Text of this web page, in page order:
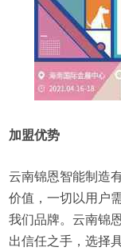
加盟优势
云南锦恩智能制造
价值，一切以用户
我们品牌。云南锦
出信任之手，选择